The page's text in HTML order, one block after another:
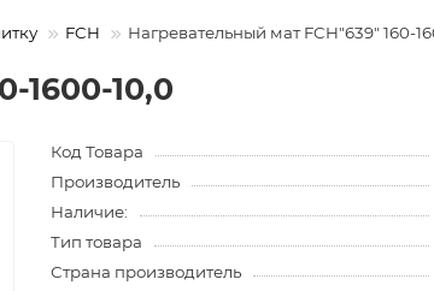
FCH Нагревательный мат FCH"639" 160-
1600-10,0
Код Товара
Производитель
Наличие:
Тип товара
Страна производитель